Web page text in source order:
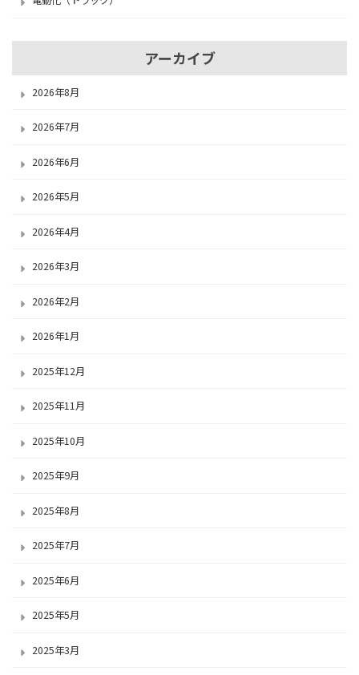
アーカイブ
2026年8月
2026年7月
2026年6月
2026年5月
2026年4月
2026年3月
2026年2月
2026年1月
2025年12月
2025年11月
2025年10月
2025年9月
2025年8月
2025年7月
2025年6月
2025年5月
2025年3月